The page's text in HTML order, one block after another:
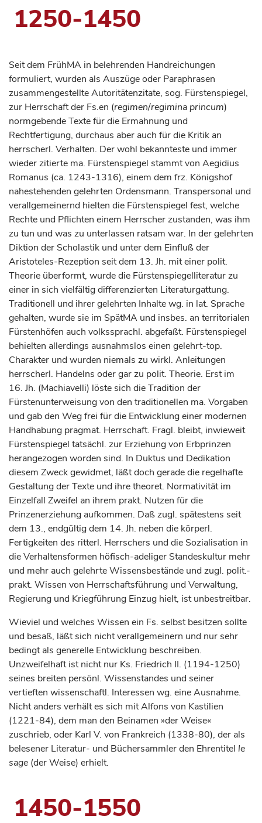
1250-1450
Seit dem FrühMA in belehrenden Handreichungen
formuliert, wurden als Auszüge oder Paraphrasen
zusammengestellte Autoritätenzitate, sog. Fürstenspiegel,
zur Herrschaft der Fs.en (regimen/regimina princum)
normgebende Texte für die Ermahnung und
Rechtfertigung, durchaus aber auch für die Kritik an
herrscherl. Verhalten. Der wohl bekannteste und immer
wieder zitierte ma. Fürstenspiegel stammt von Aegidius
Romanus (ca. 1243-1316), einem dem frz. Königshof
nahestehenden gelehrten Ordensmann. Transpersonal und
verallgemeinernd hielten die Fürstenspiegel fest, welche
Rechte und Pflichten einem Herrscher zustanden, was ihm
zu tun und was zu unterlassen ratsam war. In der gelehrten
Diktion der Scholastik und unter dem Einfluß der
Aristoteles-Rezeption seit dem 13. Jh. mit einer polit.
Theorie überformt, wurde die Fürstenspiegelliteratur zu
einer in sich vielfältig differenzierten Literaturgattung.
Traditionell und ihrer gelehrten Inhalte wg. in lat. Sprache
gehalten, wurde sie im SpätMA und insbes. an territorialen
Fürstenhöfen auch volkssprachl. abgefaßt. Fürstenspiegel
behielten allerdings ausnahmslos einen gelehrt-top.
Charakter und wurden niemals zu wirkl. Anleitungen
herrscherl. Handelns oder gar zu polit. Theorie. Erst im
16. Jh. (Machiavelli) löste sich die Tradition der
Fürstenunterweisung von den traditionellen ma. Vorgaben
und gab den Weg frei für die Entwicklung einer modernen
Handhabung pragmat. Herrschaft. Fragl. bleibt, inwieweit
Fürstenspiegel tatsächl. zur Erziehung von Erbprinzen
herangezogen worden sind. In Duktus und Dedikation
diesem Zweck gewidmet, läßt doch gerade die regelhafte
Gestaltung der Texte und ihre theoret. Normativität im
Einzelfall Zweifel an ihrem prakt. Nutzen für die
Prinzenerziehung aufkommen. Daß zugl. spätestens seit
dem 13., endgültig dem 14. Jh. neben die körperl.
Fertigkeiten des ritterl. Herrschers und die Sozialisation in
die Verhaltensformen höfisch-adeliger Standeskultur mehr
und mehr auch gelehrte Wissensbestände und zugl. polit.-
prakt. Wissen von Herrschaftsführung und Verwaltung,
Regierung und Kriegführung Einzug hielt, ist unbestreitbar.
Wieviel und welches Wissen ein Fs. selbst besitzen sollte
und besaß, läßt sich nicht verallgemeinern und nur sehr
bedingt als generelle Entwicklung beschreiben.
Unzweifelhaft ist nicht nur Ks. Friedrich II. (1194-1250)
seines breiten persönl. Wissenstandes und seiner
vertieften wissenschaftl. Interessen wg. eine Ausnahme.
Nicht anders verhält es sich mit Alfons von Kastilien
(1221-84), dem man den Beinamen »der Weise«
zuschrieb, oder Karl V. von Frankreich (1338-80), der als
belesener Literatur- und Büchersammler den Ehrentitel le
sage (der Weise) erhielt.
1450-1550